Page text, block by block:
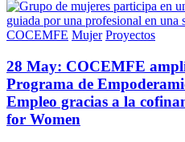
COCEMFE Mujer Proyectos
28 May: COCEMFE
Programa de
Empleo gracias a la
for Women